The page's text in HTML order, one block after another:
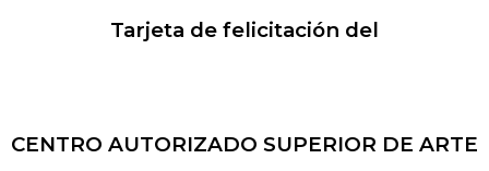
Tarjeta de felicitación del
CENTRO AUTORIZADO SUPERIOR DE ARTE